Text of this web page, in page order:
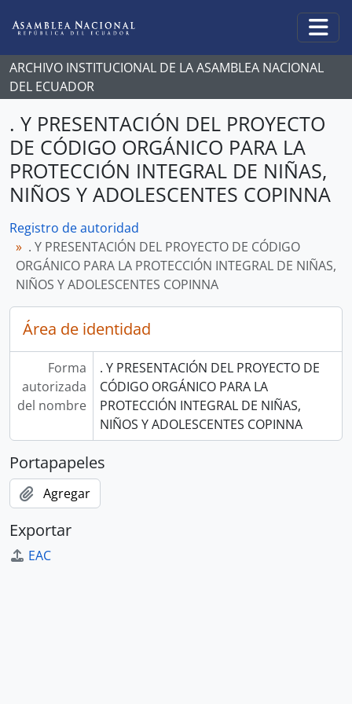
ARCHIVO INSTITUCIONAL DE LA ASAMBLEA NACIONAL
DEL ECUADOR
. Y PRESENTACIÓN DEL PROYECTO
DE CÓDIGO ORGÁNICO PARA LA
PROTECCIÓN INTEGRAL DE NIÑAS,
NIÑOS Y ADOLESCENTES COPINNA
Registro de autoridad
. Y PRESENTACIÓN DEL PROYECTO DE CÓDIGO
ORGÁNICO PARA LA PROTECCIÓN INTEGRAL DE NIÑAS,
NIÑOS Y ADOLESCENTES COPINNA
Área de identidad
Forma
autorizada
del nombre
. Y PRESENTACIÓN DEL PROYECTO DE
CÓDIGO ORGÁNICO PARA LA
PROTECCIÓN INTEGRAL DE NIÑAS,
NIÑOS Y ADOLESCENTES COPINNA
Portapapeles
Agregar
Exportar
EAC